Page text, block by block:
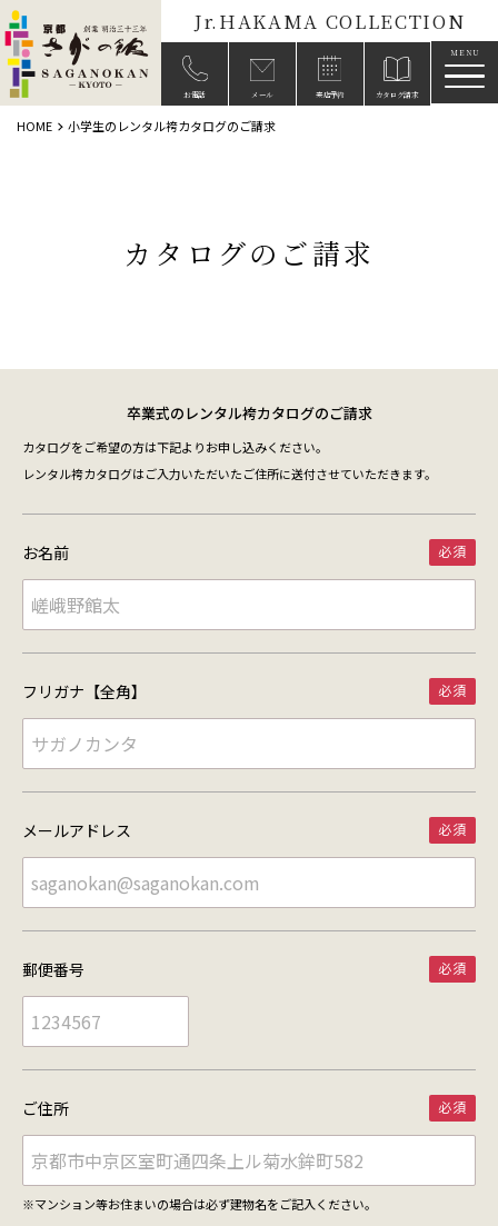
Jr.HAKAMA COLLECTION
お電話 メール 来店予約 カタログ請求
HOME 小学生のレンタル袴カタログのご請求
カタログのご請求
卒業式のレンタル袴カタログのご請求
カタログをご希望の方は下記よりお申し込みください。
レンタル袴カタログはご入力いただいたご住所に送付させていただきます。
お名前
フリガナ【全角】
メールアドレス
郵便番号
ご住所
※マンション等お住まいの場合は必ず建物名をご記入ください。
メニ